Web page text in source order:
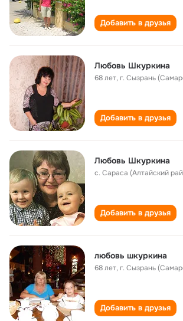
Добавить в друзья
Любовь Шкуркина
68 лет,г. Сызрань
Добавить в друзья
Любовь Шкуркина
с. Сараса (Алтайский
Добавить в друзья
любовь шкуркина
68 лет,г. Сызрань
Добавить в друзья